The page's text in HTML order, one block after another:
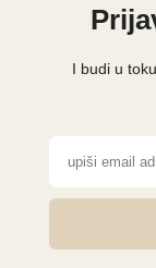
I budi u